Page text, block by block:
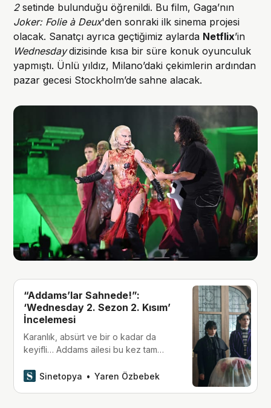
2setinde bulunduğu öğrenildi. Bu film, Gaga’nın
Joker: Folie à Deux'den sonraki ilk sinema projesi
olacak. Sanatçı ayrıca geçtiğimiz aylarda Netflix’in
Wednesday dizisinde kısa bir süre konuk oyunculuk
yapmıştı. Ünlü yıldız, Milano’daki çekimlerin ardından
pazar gecesi Stockholm’de sahne alacak.
“Addams’lar Sahnede!”:
‘Wednesday 2. Sezon 2. Kısım’
İncelemesi
Karanlık, absürt ve bir o kadar da
keyifli… Addams ailesi bu kez tam
Sinetopya
Yaren Özbebek